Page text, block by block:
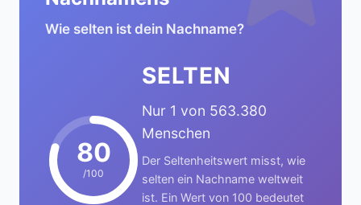
Wie selten ist dein Nachname?
80
/100
SELTEN
Nur 1 von 563.380
Menschen
Der Seltenheitswert misst, wie
selten ein Nachname weltweit
ist. Ein Wert von 100 bedeutet